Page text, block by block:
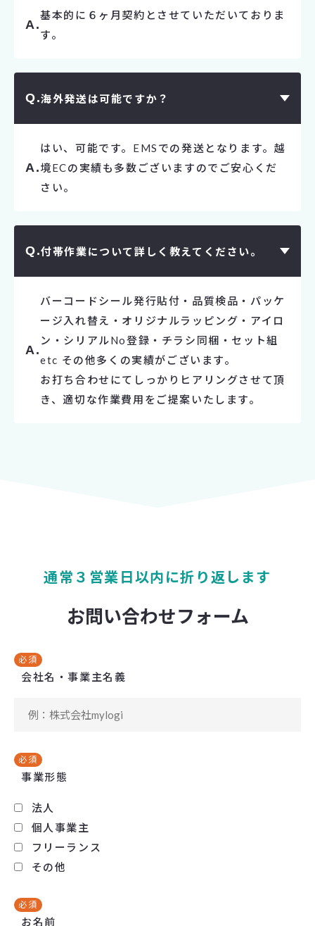
基本的に６ヶ月契約とさせていただいておりま
す。
海外発送は可能ですか？
はい、可能です。EMSでの発送となります。越
境ECの実績も多数ございますのでご安心くだ
さい。
付帯作業について詳しく教えてください。
バーコードシール発行貼付・品質検品・パッケ
ージ入れ替え・オリジナルラッピング・アイロ
ン・シリアルNo登録・チラシ同梱・セット組
etc その他多くの実績がございます。
お打ち合わせにてしっかりヒアリングさせて頂
き、適切な作業費用をご提案いたします。
通常３営業日以内に折り返します
お問い合わせフォーム
必須
会社名・事業主名義
必須
事業形態
法人
個人事業主
フリーランス
その他
必須
お名前